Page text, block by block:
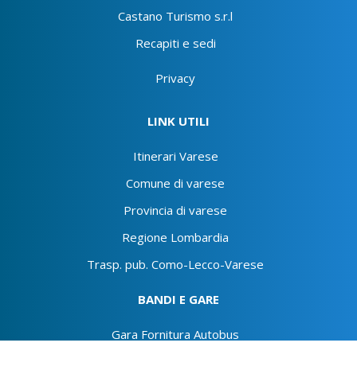
Castano Turismo s.r.l
Recapiti e sedi
Privacy
LINK UTILI
Itinerari Varese
Comune di varese
Provincia di varese
Regione Lombardia
Trasp. pub. Como-Lecco-Varese
BANDI E GARE
Gara Fornitura Autobus